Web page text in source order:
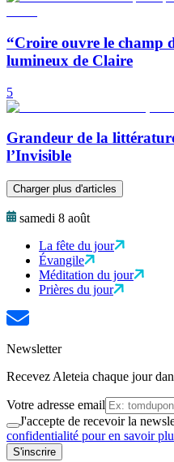
“Croire ouvre le champ
lumineux de Claire
5
Grandeur de la
l’Invisible
Charger plus d'articles
samedi 8 août
La fête du jour
Évangile
Méditation du jour
Prières du jour
Newsletter
Recevez Aleteia chaque jour
Votre adresse email
J'accepte de recevoir la
confidentialité pour en savoir
S'inscrire